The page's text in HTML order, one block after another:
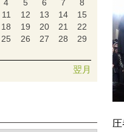
4 5 6 7
8
11 12 13 14
15
18 19 20 21
22
25 26 27 28
29
翌月